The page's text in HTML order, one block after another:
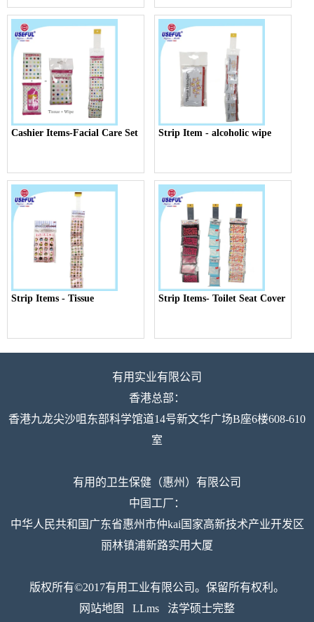
Cashier Items-Facial Care Set Strip Item - alcoholic wipe
Strip Items - Tissue Strip Items- Toilet Seat Cover
有用实业有限公司
香港总部：
香港九龙尖沙咀东部科学馆道14号新文华广场B座6楼608-610
室
有用的卫生保健（惠州）有限公司
中国工厂：
中华人民共和国广东省惠州市仲kai国家高新技术产业开发区
丽林镇浦新路实用大厦
版权所有©2017有用工业有限公司。保留所有权利。
网站地图
LLms 法学硕士完整